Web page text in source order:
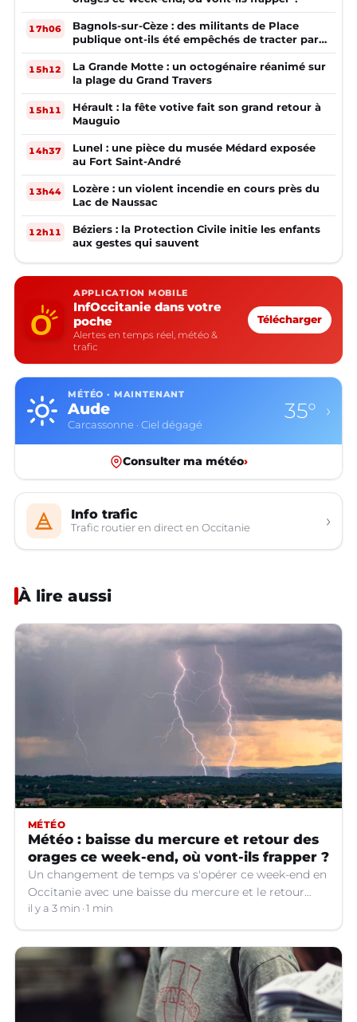
17h06
Bagnols-sur-Cèze : des militants de Place
publique ont-ils été empêchés de tracter par
la mairie ?
15h12
La Grande Motte : un octogénaire réanimé sur
la plage du Grand Travers
15h11
Hérault : la fête votive fait son grand retour à
Mauguio
14h37
Lunel : une pièce du musée Médard exposée
au Fort Saint-André
13h44
Lozère : un violent incendie en cours près du
Lac de Naussac
12h11
Béziers : la Protection Civile initie les enfants
aux gestes qui sauvent
APPLICATION MOBILE
InfOccitanie dans votre
poche
Alertes en temps réel, météo &
trafic
Télécharger
MÉTÉO · MAINTENANT
Aude
Carcassonne · Ciel dégagé
35° ›
Consulter ma météo›
Info trafic
Trafic routier en direct en Occitanie ›
À lire aussi
MÉTÉO
Météo : baisse du mercure et retour des
orages ce week-end, où vont-ils frapper ?
Un changement de temps va s'opérer ce week-end en
Occitanie avec une baisse du mercure et le retour
d'orages dans certains départements.
il y a 3 min 1 min